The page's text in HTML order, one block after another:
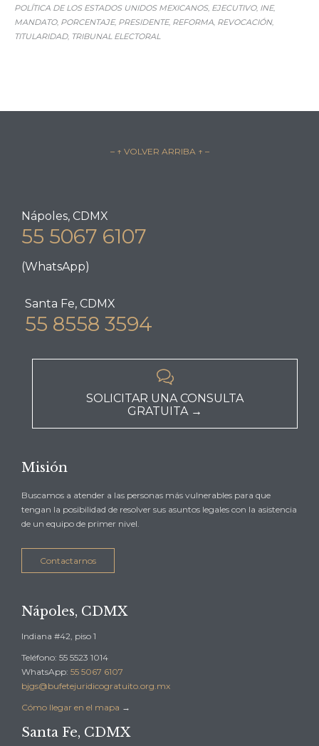
POLÍTICA DE LOS ESTADOS UNIDOS MEXICANOS, EJECUTIVO, INE,
MANDATO, PORCENTAJE, PRESIDENTE, REFORMA, REVOCACIÓN,
TITULARIDAD, TRIBUNAL ELECTORAL
– ↑ VOLVER ARRIBA ↑ –
Nápoles, CDMX
55 5067 6107
(WhatsApp)
Santa Fe, CDMX
55 8558 3594

SOLICITAR UNA CONSULTA
GRATUITA →
Misión
Buscamos a atender a las personas más vulnerables para que
tengan la posibilidad de resolver sus asuntos legales con la asistencia
de un equipo de primer nivel.
Contactarnos
Nápoles, CDMX
Indiana #42, piso 1
Teléfono: 55 5523 1014
WhatsApp: 55 5067 6107
bjgs@bufetejuridicogratuito.org.mx
Cómo llegar en el mapa →
Santa Fe, CDMX